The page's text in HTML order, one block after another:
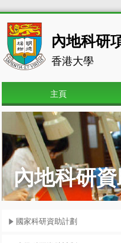
內地科研
香港大學
主頁
內地科研
國家科研資助計劃